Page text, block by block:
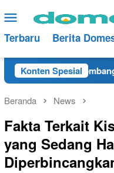
ke
konten
Menu
Mobile
Terbaru Berita
Konten Spesial
di Rembang Tahun
Beranda News
Fakta Terkait
yang Sedang